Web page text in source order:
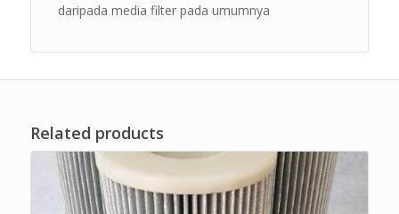
daripada media filter pada umumnya
Related products